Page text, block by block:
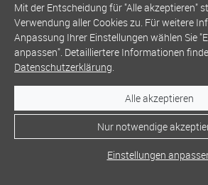
Mit der Entscheidung für "Alle akzeptieren"
Verwendung aller Cookies zu. Für weitere
Anpassung Ihrer Einstellungen wählen Sie
anpassen". Detailliertere Informationen
Datenschutzerklärung.
Alle akzeptieren
Nur notwendige
Einstellungen